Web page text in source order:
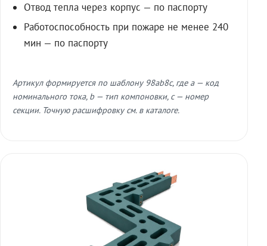
Отвод тепла через корпус — по паспорту
Работоспособность при пожаре не менее 240
мин — по паспорту
Артикул формируется по шаблону 98ab8c, где a — код
номинального тока, b — тип компоновки, c — номер
секции. Точную расшифровку см. в каталоге.